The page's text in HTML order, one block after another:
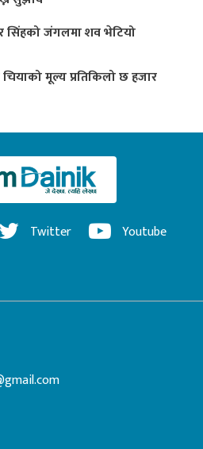
सिंहको जंगलमा शव भेटियो
चियाको मूल्य प्रतिकिलो छ हजार
Twitter Youtube